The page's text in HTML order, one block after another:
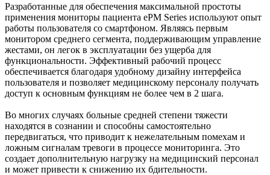
Разработанные для обеспечения максимальной простоты
применения мониторы пациента ePM Series используют опыт
работы пользователя со смартфоном. Являясь первым
монитором среднего сегмента, поддерживающим управление
жестами, он легок в эксплуатации без ущерба для
функциональности. Эффективный рабочий процесс
обеспечивается благодаря удобному дизайну интерфейса
пользователя и позволяет медицинскому персоналу получать
доступ к основным функциям не более чем в 2 шага.
Во многих случаях больные средней степени тяжести
находятся в сознании и способны самостоятельно
передвигаться, что приводит к нежелательным помехам и
ложным сигналам тревоги в процессе мониторинга. Это
создает дополнительную нагрузку на медицинский персонал
и может привести к снижению их бдительности.